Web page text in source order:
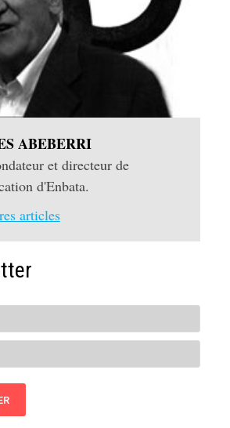
ABEBERRI
et directeur de
d'Enbata.
articles